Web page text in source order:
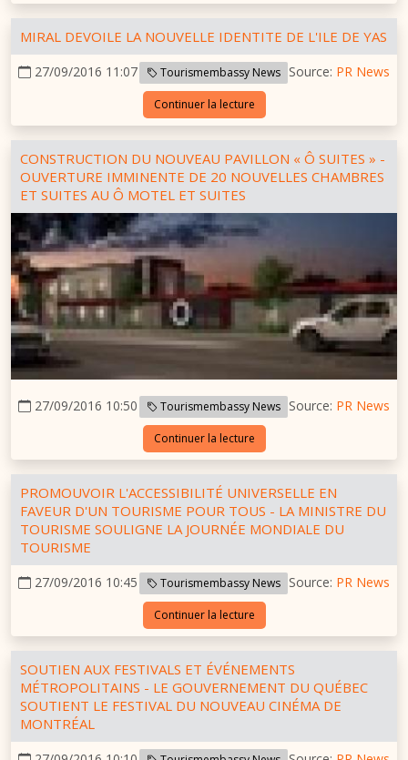
MIRAL DEVOILE LA NOUVELLE IDENTITE DE L'ILE DE YAS
27/09/2016 11:07 Tourismembassy News Source: PR News
Continuer la lecture
CONSTRUCTION DU NOUVEAU PAVILLON « Ô SUITES » -
OUVERTURE IMMINENTE DE 20 NOUVELLES CHAMBRES
ET SUITES AU Ô MOTEL ET SUITES
27/09/2016 10:50 Tourismembassy News Source: PR News
Continuer la lecture
PROMOUVOIR L'ACCESSIBILITÉ UNIVERSELLE EN
FAVEUR D'UN TOURISME POUR TOUS - LA MINISTRE DU
TOURISME SOULIGNE LA JOURNÉE MONDIALE DU
TOURISME
27/09/2016 10:45 Tourismembassy News Source: PR News
Continuer la lecture
SOUTIEN AUX FESTIVALS ET ÉVÉNEMENTS
MÉTROPOLITAINS - LE GOUVERNEMENT DU QUÉBEC
SOUTIENT LE FESTIVAL DU NOUVEAU CINÉMA DE
MONTRÉAL